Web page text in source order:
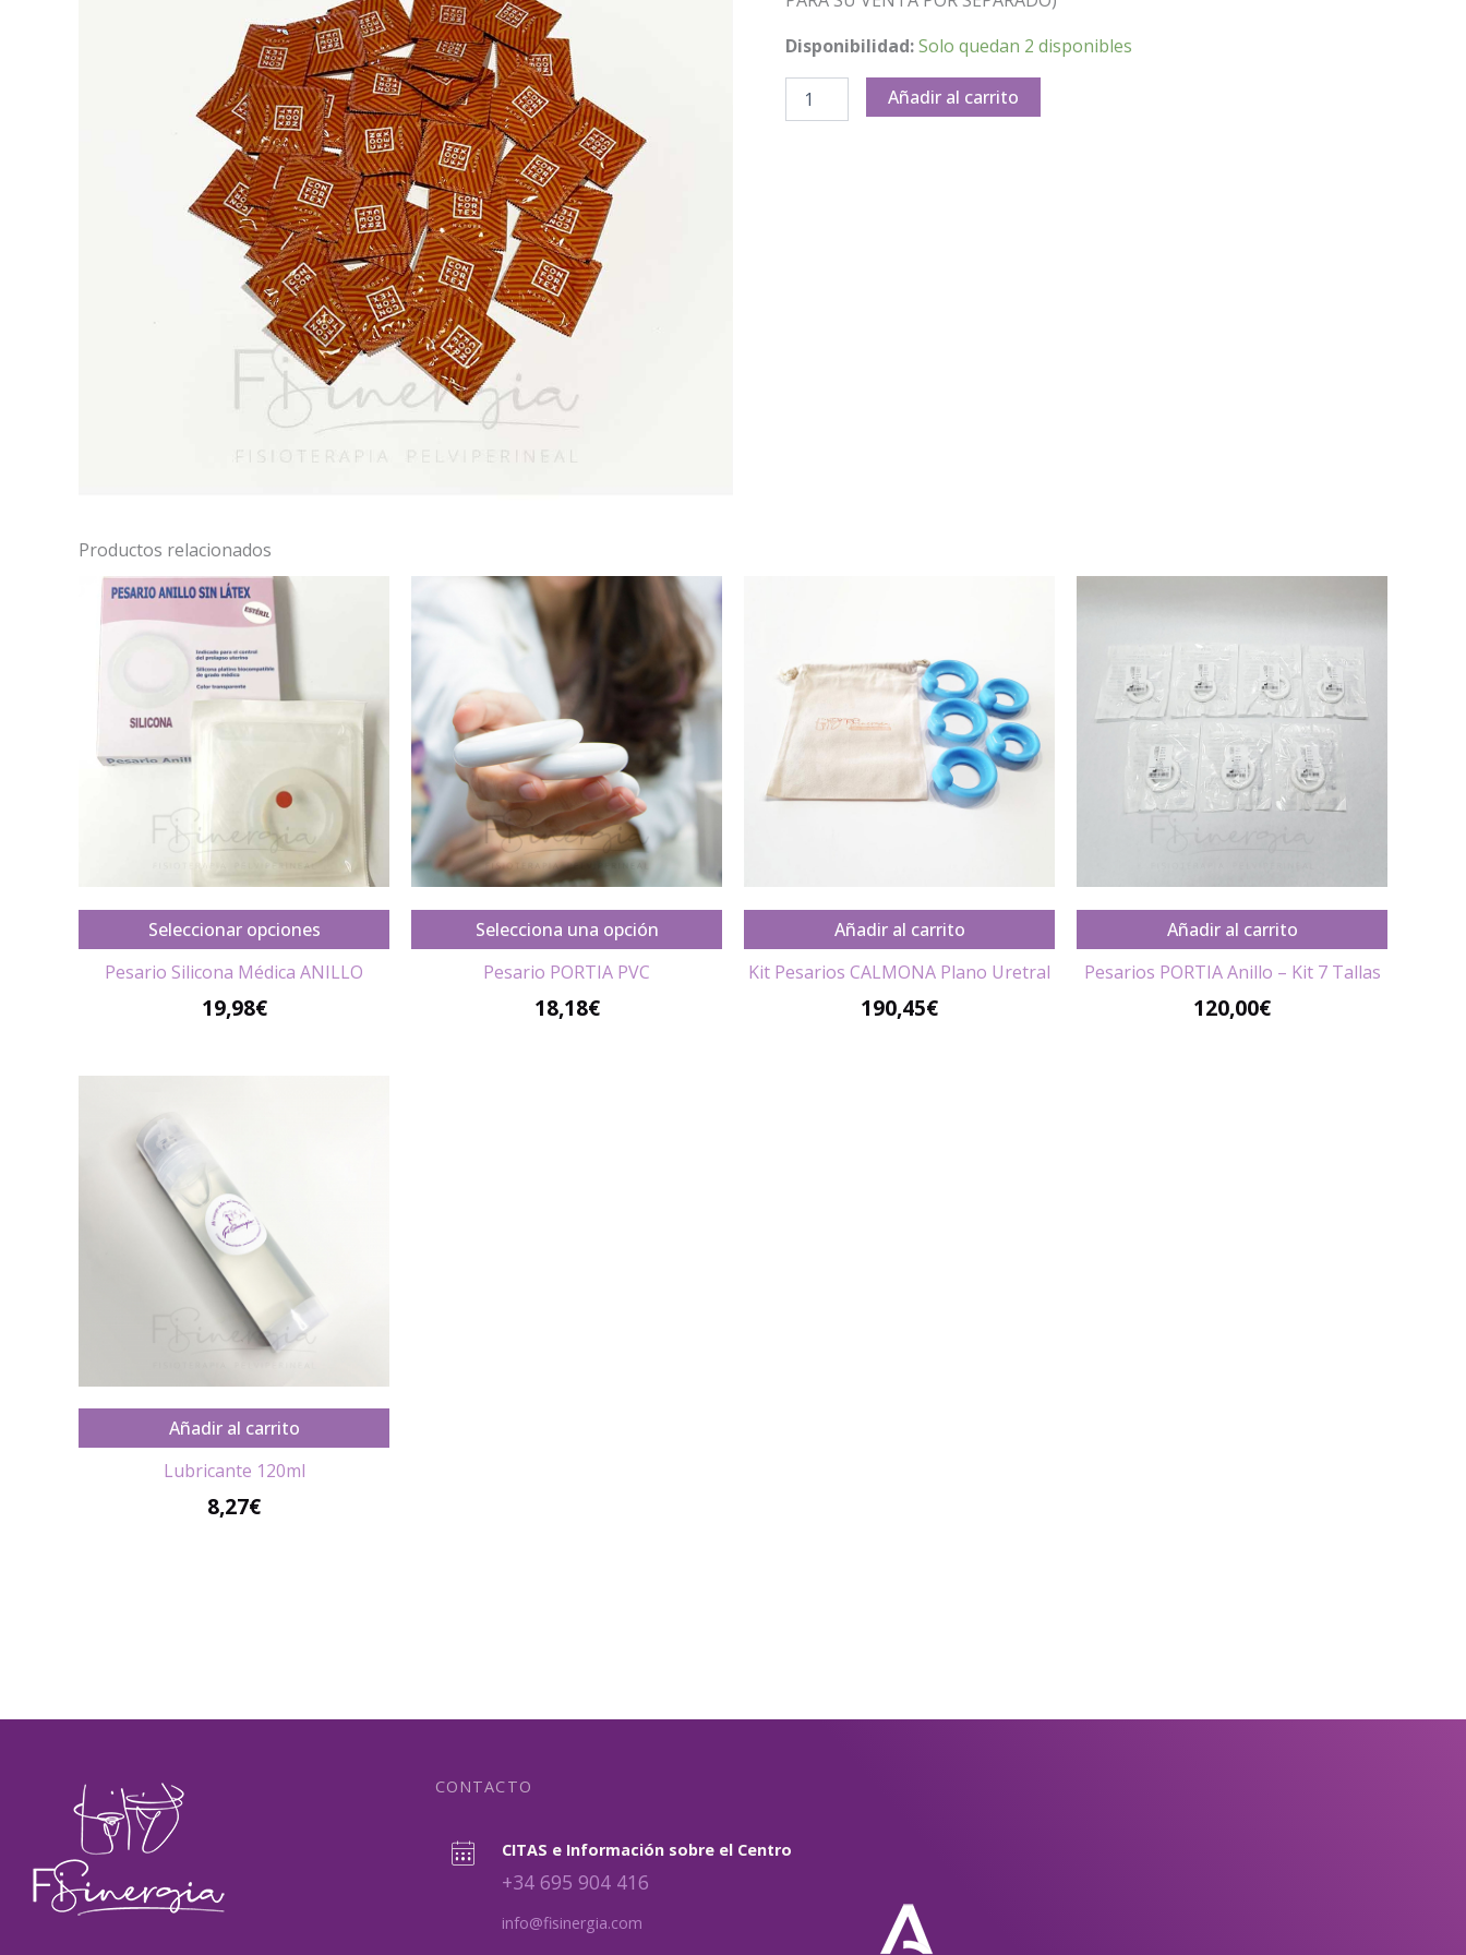
Disponibilidad:Solo quedan 2 disponibles
Añadir al carrito
Productos relacionados
Seleccionar opciones
Pesario Silicona Médica ANILLO
19,98€
Selecciona una opción
Pesario PORTIA PVC
18,18€
Añadir al carrito
Kit Pesarios CALMONA Plano Uretral
190,45€
Añadir al carrito
Pesarios PORTIA Anillo – Kit 7 Tallas
120,00€
Añadir al carrito
Lubricante 120ml
8,27€
CONTACTO
CITAS e Información sobre el Centro
+34 695 904 416
info@fisinergia.com